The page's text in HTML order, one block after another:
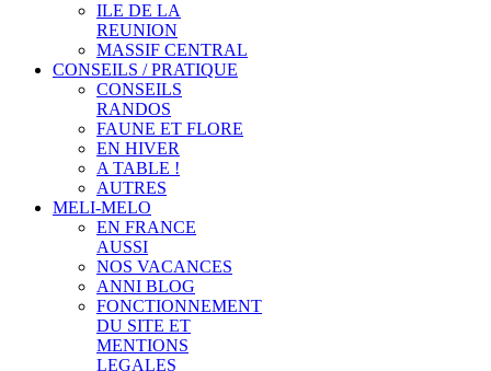
ILE DE LA
REUNION
MASSIF CENTRAL
CONSEILS / PRATIQUE
CONSEILS
RANDOS
FAUNE ET FLORE
EN HIVER
A TABLE !
AUTRES
MELI-MELO
EN FRANCE
AUSSI
NOS VACANCES
ANNI BLOG
FONCTIONNEMENT
DU SITE ET
MENTIONS
LEGALES